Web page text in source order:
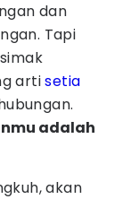
dan
Tapi
artisetia
adalah
akan